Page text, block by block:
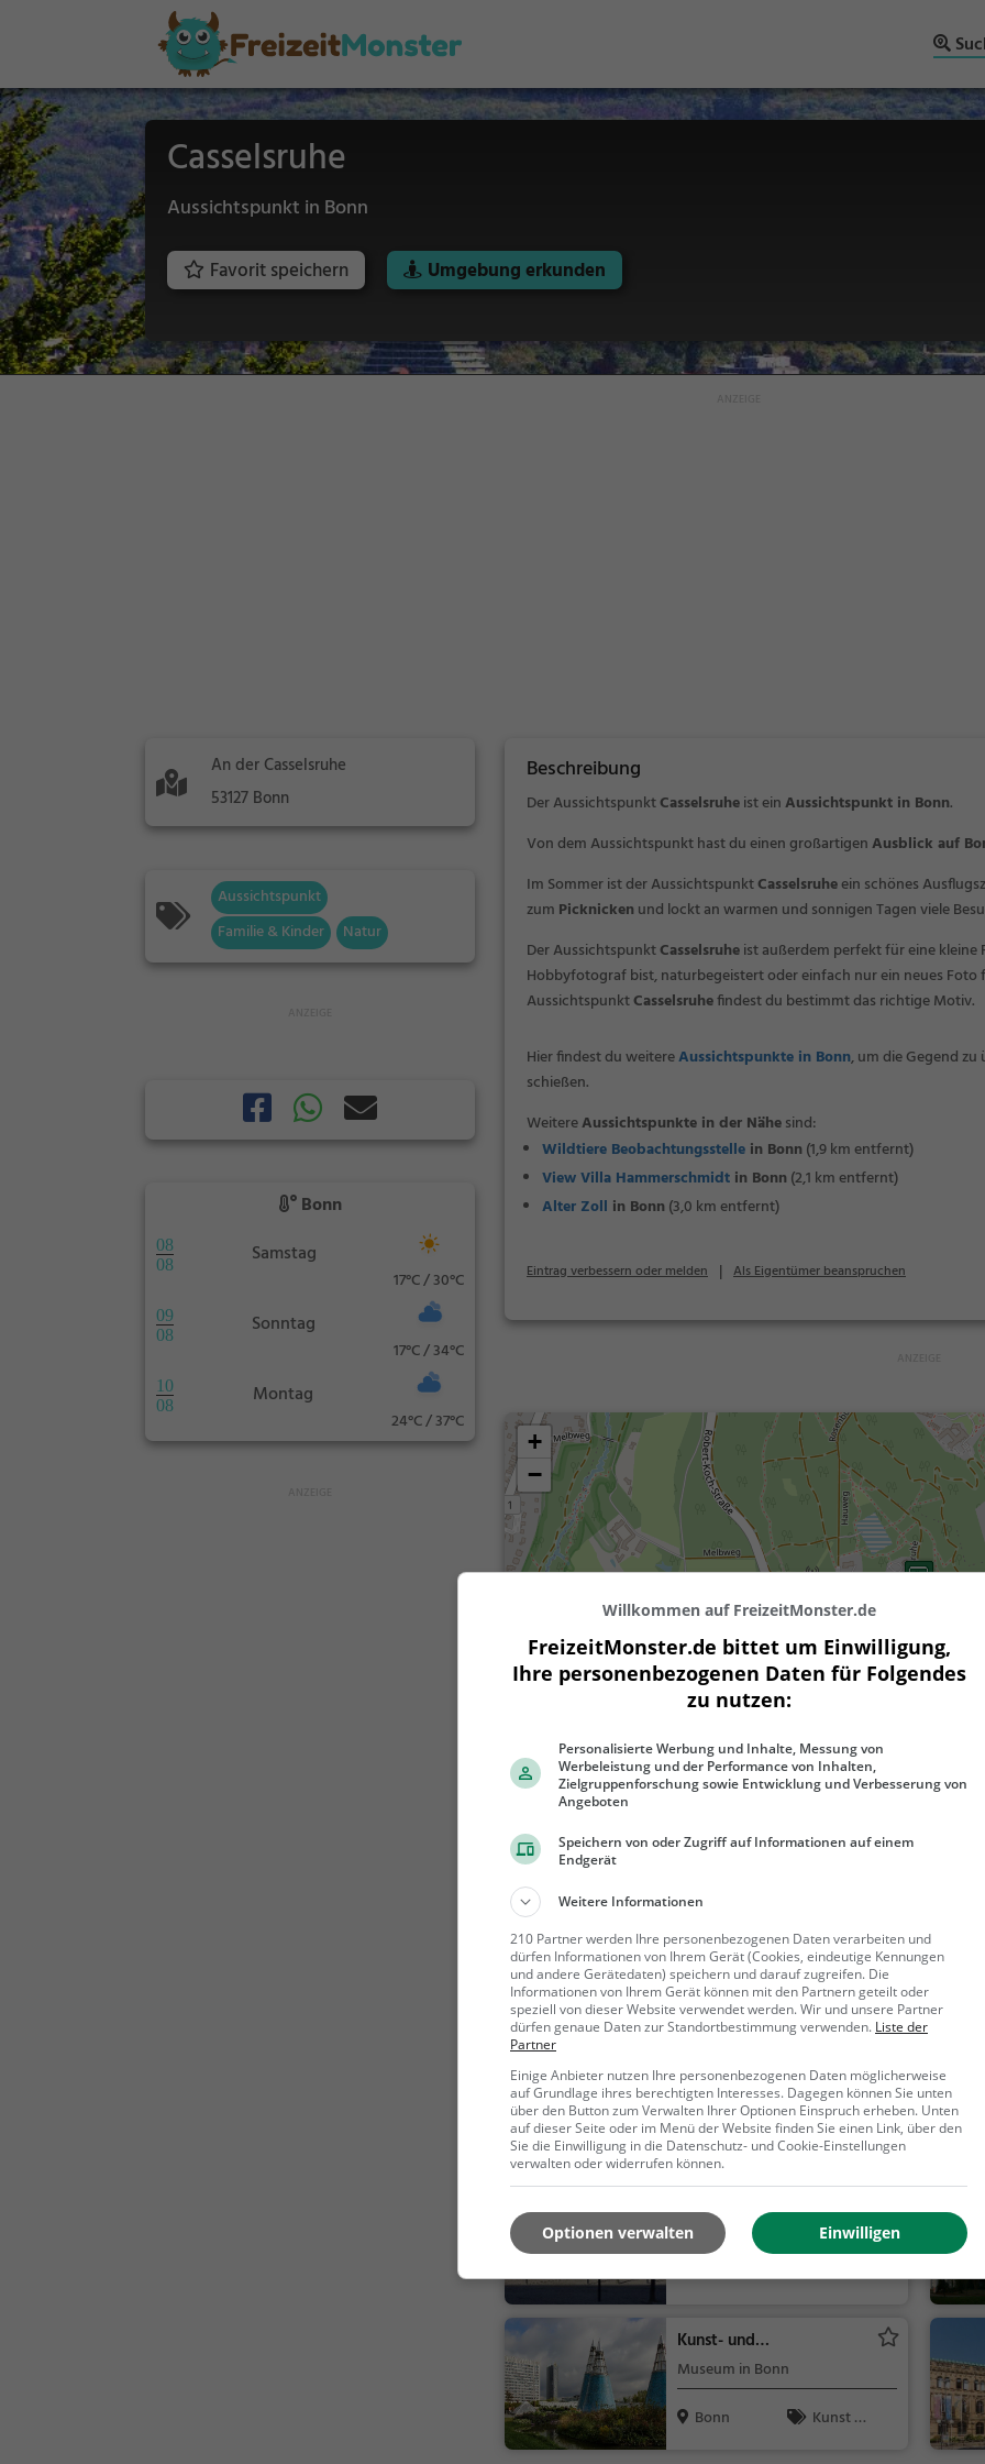
Casselsruhe
Aussichtspunkt in Bonn
Favorit speichern Umgebung erkunden
An der Casselsruhe
53127 Bonn
Aussichtspunkt
Familie & Kinder
Natur
Bonn
08
08
Samstag
17°C / 30°C
09
08
Sonntag
17°C / 34°C
10
08
Montag
24°C / 37°C
Beschreibung
Der AussichtspunktCasselsruheist einAussichtspunkt in Bonn.
Von dem Aussichtspunkt hast du einen großartigenAusblick auf
Im Sommer ist der AussichtspunktCasselsruheein schönes
zum Picknicken und lockt an warmen und sonnigen Tagen viele
Der AussichtspunktCasselsruheist außerdem perfekt für eine kleine
Hobbyfotograf bist, naturbegeistert oder einfach nur ein neues
AussichtspunktCasselsruhefindest du bestimmt das richtige Motiv.
Hier findest du weitereAussichtspunkte in Bonn, um die Gegend
schießen.
WeitereAussichtspunkte in der Nähesind:
Wildtiere Beobachtungsstelle in Bonn (1,9 km entfernt)
View Villa Hammerschmidt in Bonn (2,1 km entfernt)
Alter Zoll in Bonn (3,0 km entfernt)
Eintrag verbessern oder melden | Als Eigentümer beanspruchen
+
−
Ähnliche Aktivitäten wieCasselsruhe
Digitale Detektiv-
Stadtrallye in Bonn
für Kinder, Geburtstage,
Schulklassen & Familien
Bonn
Action &
Abenteuer, F
amilie & Kind
ürdigkeit, To
uren
Park in Bonn (Kessenich)
Bonn
Familie &
Kinder, Natur
Kunstmuseum Bonn
Museum in Bonn
Bonn
Kunst &
Kunst- und
Ausstellungshalle der
Bundesrepublik
Deutschland
Museum in Bonn
Bonn
Kunst &
Willkommen auf FreizeitMonster.de
FreizeitMonster.de bittet um Einwilligung,
Ihre personenbezogenen Daten für Folgendes
zu nutzen:
Personalisierte Werbung und Inhalte, Messung von
Werbeleistung und der Performance von Inhalten,
Zielgruppenforschung sowie Entwicklung und Verbesserung von
Angeboten
Speichern von oder Zugriff auf Informationen auf einem
Endgerät
Weitere Informationen
210 Partner werden Ihre personenbezogenen Daten verarbeiten und
dürfen Informationen von Ihrem Gerät (Cookies, eindeutige Kennungen
und andere Gerätedaten) speichern und darauf zugreifen. Die
Informationen von Ihrem Gerät können mit den Partnern geteilt oder
speziell von dieser Website verwendet werden. Wir und unsere Partner
dürfen genaue Daten zur Standortbestimmung verwenden. Liste der
Partner
Einige Anbieter nutzen Ihre personenbezogenen Daten möglicherweise
auf Grundlage ihres berechtigten Interesses. Dagegen können Sie unten
über den Button zum Verwalten Ihrer Optionen Einspruch erheben. Unten
auf dieser Seite oder im Menü der Website finden Sie einen Link, über den
Sie die Einwilligung in die Datenschutz- und Cookie-Einstellungen
verwalten oder widerrufen können.
Einwilligen
Optionen verwalten